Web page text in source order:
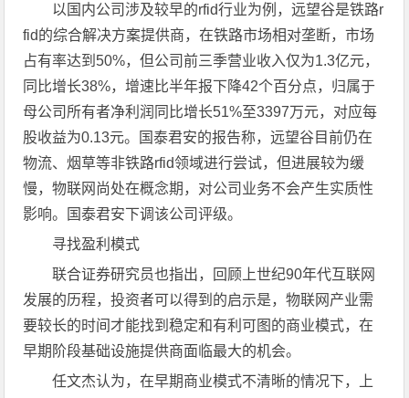
以国内公司涉及较早的rfid行业为例，远望谷是铁路r
fid的综合解决方案提供商，在铁路市场相对垄断，市场
占有率达到50%，但公司前三季营业收入仅为1.3亿元，
同比增长38%，增速比半年报下降42个百分点，归属于
母公司所有者净利润同比增长51%至3397万元，对应每
股收益为0.13元。国泰君安的报告称，远望谷目前仍在
物流、烟草等非铁路rfid领域进行尝试，但进展较为缓
慢，物联网尚处在概念期，对公司业务不会产生实质性
影响。国泰君安下调该公司评级。
寻找盈利模式
联合证券研究员也指出，回顾上世纪90年代互联网
发展的历程，投资者可以得到的启示是，物联网产业需
要较长的时间才能找到稳定和有利可图的商业模式，在
早期阶段基础设施提供商面临最大的机会。
任文杰认为，在早期商业模式不清晰的情况下，上